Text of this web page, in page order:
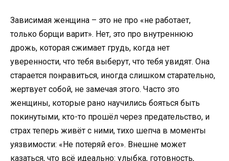
Зависимая женщина – это не про «не работает,
только борщи варит». Нет, это про внутреннюю
дрожь, которая сжимает грудь, когда нет
уверенности, что тебя выберут, что тебя увидят. Она
старается понравиться, иногда слишком старательно,
жертвует собой, не замечая этого. Часто это
женщины, которые рано научились бояться быть
покинутыми, кто-то прошёл через предательство, и
страх теперь живёт с ними, тихо шепча в моменты
уязвимости: «Не потеряй его». Внешне может
казаться, что всё идеально: улыбка, готовность,